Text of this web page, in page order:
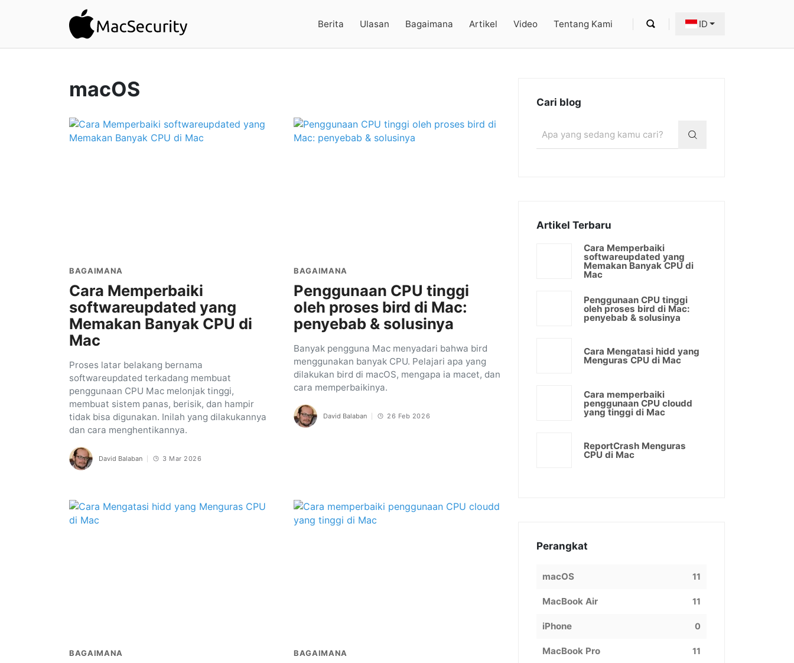
Berita Ulasan Bagaimana Artikel Video Tentang Kami ID
macOS
BAGAIMANA
Cara Memperbaiki
softwareupdated yang
Memakan Banyak CPU di
Mac
Proses latar belakang bernama
softwareupdated terkadang membuat
penggunaan CPU Mac melonjak tinggi,
membuat sistem panas, berisik, dan hampir
tidak bisa digunakan. Inilah yang dilakukannya
dan cara menghentikannya.
David Balaban 3 Mar 2026
BAGAIMANA
Penggunaan CPU tinggi
oleh proses bird di Mac:
penyebab & solusinya
Banyak pengguna Mac menyadari bahwa bird
menggunakan banyak CPU. Pelajari apa yang
dilakukan bird di macOS, mengapa ia macet, dan
cara memperbaikinya.
David Balaban 26 Feb 2026
BAGAIMANA BAGAIMANA
Cari blog
Artikel Terbaru
Cara Memperbaiki
softwareupdated yang
Memakan Banyak CPU di
Mac
Penggunaan CPU tinggi
oleh proses bird di Mac:
penyebab & solusinya
Cara Mengatasi hidd yang
Menguras CPU di Mac
Cara memperbaiki
penggunaan CPU cloudd
yang tinggi di Mac
ReportCrash Menguras
CPU di Mac
Perangkat
macOS 11
MacBook Air 11
iPhone 0
MacBook Pro 11